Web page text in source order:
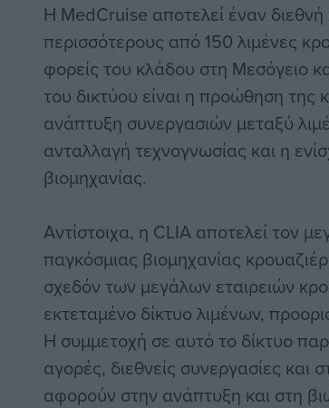
Η MedCruise αποτελεί έναν
περισσότερους από 150 λιμένες
φορείς του κλάδου στη Μεσόγειο
του δικτύου είναι η προώθηση της
ανάπτυξη συνεργασιών μεταξύ
ανταλλαγή τεχνογνωσίας και η
βιομηχανίας.
Αντίστοιχα, η CLIA αποτελεί τον
παγκόσμιας βιομηχανίας
σχεδόν των μεγάλων εταιρειών
εκτεταμένο δίκτυο λιμένων,
Η συμμετοχή σε αυτό το δίκτυο
αγορές, διεθνείς συνεργασίες και
αφορούν στην ανάπτυξη και στη